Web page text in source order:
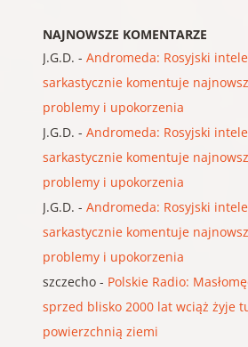
NAJNOWSZE KOMENTARZE
J.G.D. - Andromeda: Rosyjski
sarkastycznie komentuje
problemy i upokorzenia
J.G.D. - Andromeda: Rosyjski
sarkastycznie komentuje
problemy i upokorzenia
J.G.D. - Andromeda: Rosyjski
sarkastycznie komentuje
problemy i upokorzenia
szczecho- Polskie Radio:
sprzed blisko 2000 lat wciąż żyje
powierzchnią ziemi